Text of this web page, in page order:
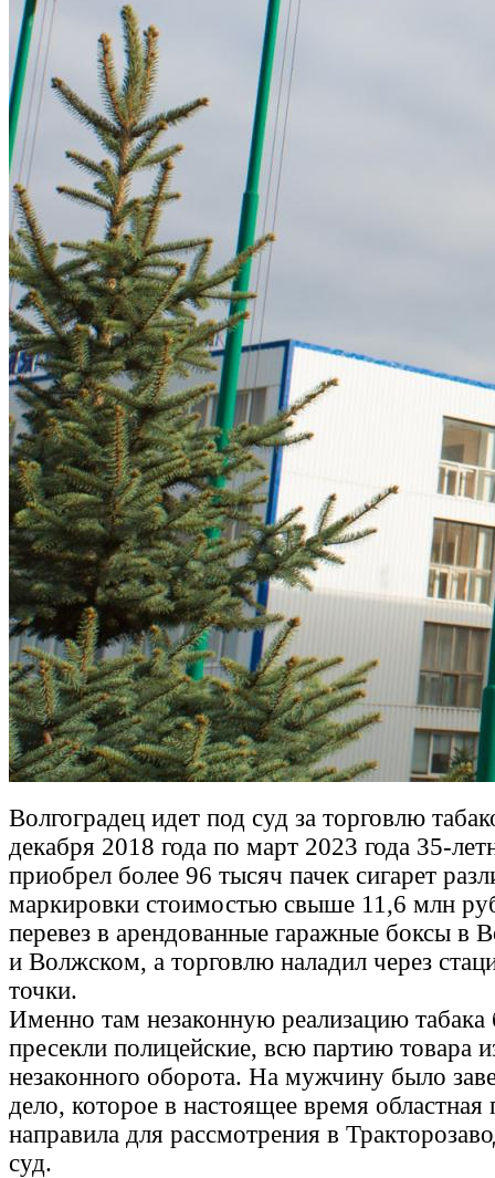
Волгоградец идет под суд за торговлю
декабря 2018 года по март 2023 года 35-
приобрел более 96 тысяч пачек сигарет
маркировки стоимостью свыше 11,6 млн
перевез в арендованные гаражные боксы в
и Волжском, а торговлю наладил через
точки.
Именно там незаконную реализацию табака
пресекли полицейские, всю партию товара
незаконного оборота. На мужчину было
дело, которое в настоящее время областная
направила для рассмотрения в
суд.